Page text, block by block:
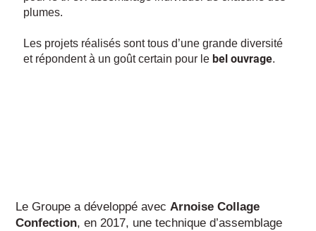
plumes.
Les projets réalisés sont tous d’une grande diversité
et répondent à un goût certain pour le bel ouvrage.
Le Groupe a développé avec Arnoise Collage
Confection, en 2017, une technique d’assemblage